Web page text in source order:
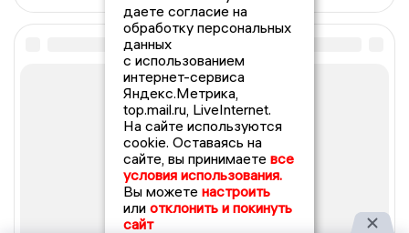
даете согласие на
обработку персональных
данных
с использованием
интернет-сервиса
Яндекс.Метрика,
top.mail.ru, LiveInternet.
На сайте используются
cookie. Оставаясь на
сайте, вы принимаете все
условия использования.
Вы можете настроить
или отклонить и покинуть
сайт